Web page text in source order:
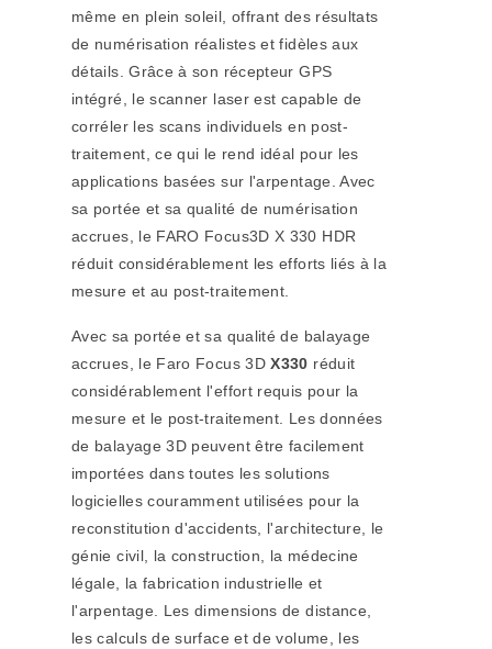
même en plein soleil, offrant des résultats
de numérisation réalistes et fidèles aux
détails. Grâce à son récepteur GPS
intégré, le scanner laser est capable de
corréler les scans individuels en post-
traitement, ce qui le rend idéal pour les
applications basées sur l'arpentage. Avec
sa portée et sa qualité de numérisation
accrues, le FARO Focus3D X 330 HDR
réduit considérablement les efforts liés à la
mesure et au post-traitement.
Avec sa portée et sa qualité de balayage
accrues, le Faro Focus 3DX330 réduit
considérablement l'effort requis pour la
mesure et le post-traitement. Les données
de balayage 3D peuvent être facilement
importées dans toutes les solutions
logicielles couramment utilisées pour la
reconstitution d'accidents, l'architecture, le
génie civil, la construction, la médecine
légale, la fabrication industrielle et
l'arpentage. Les dimensions de distance,
les calculs de surface et de volume, les